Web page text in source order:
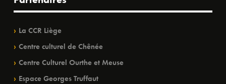
La CCR Liège
Centre culturel de Chênée
Centre Culturel Ourthe et Meuse
Espace Georges Truffaut